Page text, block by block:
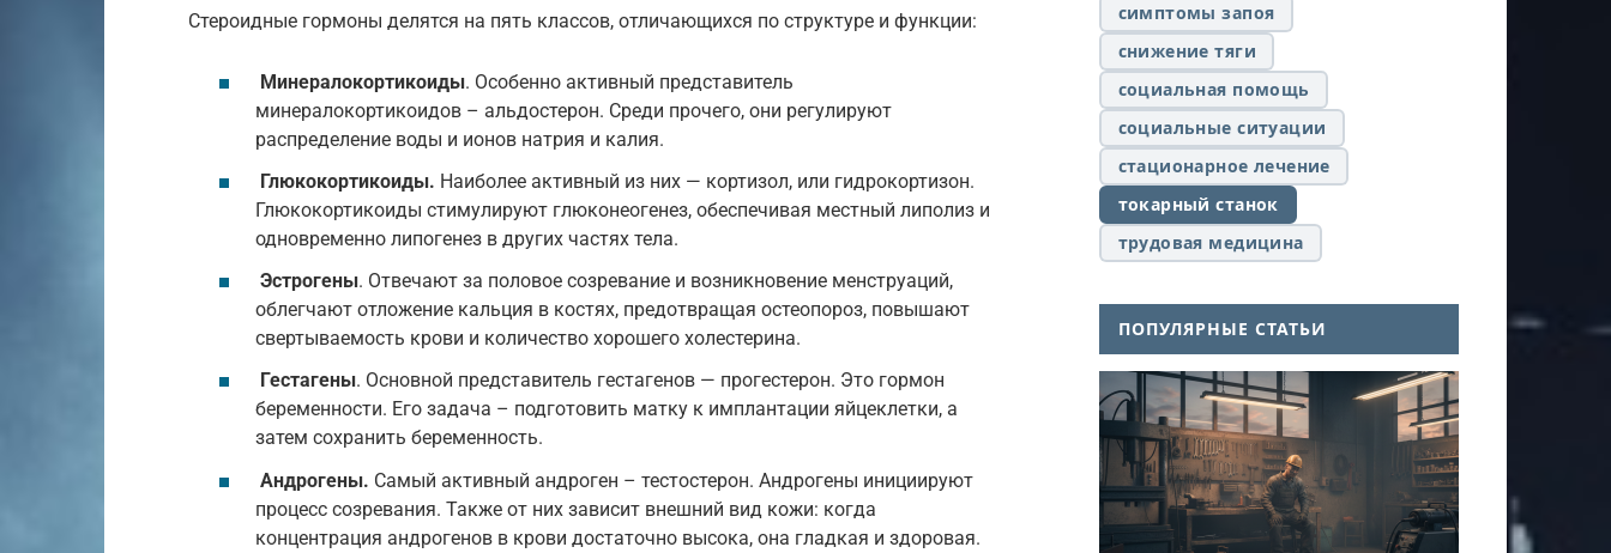
Стероидные гормоны делятся на пять классов, отличающихся по структуре и функции:
Минералокортикоиды. Особенно активный представитель
минералокортикоидов – альдостерон. Среди прочего, они регулируют
распределение воды и ионов натрия и калия.
Глюкокортикоиды. Наиболее активный из них — кортизол, или гидрокортизон.
Глюкокортикоиды стимулируют глюконеогенез, обеспечивая местный липолиз и
одновременно липогенез в других частях тела.
Эстрогены. Отвечают за половое созревание и возникновение менструаций,
облегчают отложение кальция в костях, предотвращая остеопороз, повышают
свертываемость крови и количество хорошего холестерина.
Гестагены. Основной представитель гестагенов — прогестерон. Это гормон
беременности. Его задача – подготовить матку к имплантации яйцеклетки, а
затем сохранить беременность.
Андрогены. Самый активный андроген – тестостерон. Андрогены инициируют
процесс созревания. Также от них зависит внешний вид кожи: когда
концентрация андрогенов в крови достаточно высока, она гладкая и здоровая.
симптомы запоя
снижение тяги
социальная помощь
социальные ситуации
стационарное лечение
токарный станок
трудовая медицина
ПОПУЛЯРНЫЕ СТАТЬИ